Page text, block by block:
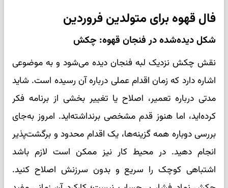
فال قهوه برای متولدین فروردین
شکل دیده‌شده در فنجان قهوه: چکش
نقش چکش نزدیک لبه فنجان دیده می‌شود و به موضوعی
اشاره دارد که زمان اقدام عملی درباره آن رسیده است. شاید
مدتی درباره تعمیر، اصلاح یا تغییر بخشی از برنامه فکر
کرده‌اید، اما هنوز قدم مشخصی برنداشته‌اید. امروز به‌جای
بررسی دوباره همه گزینه‌ها، یک اقدام محدود و برگشت‌پذیر
انجام دهید. در محیط کار نیز ممکن است لازم باشد
اشتباهی کوچک را سریع و بدون سرزنش اصلاح کنید.